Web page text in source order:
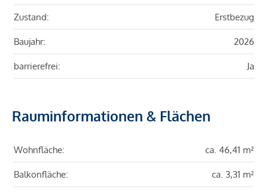
Zustand: Erstbezug
Baujahr: 2026
barrierefrei: Ja
Rauminformationen & Flächen
Wohnfläche: ca. 46,41 m²
Balkonfläche: ca. 3,31 m²